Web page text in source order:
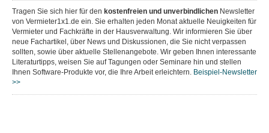
Tragen Sie sich hier für den kostenfreien und unverbindlichen Newsletter
von Vermieter1x1.de ein. Sie erhalten jeden Monat aktuelle Neuigkeiten für
Vermieter und Fachkräfte in der Hausverwaltung. Wir informieren Sie über
neue Fachartikel, über News und Diskussionen, die Sie nicht verpassen
sollten, sowie über aktuelle Stellenangebote. Wir geben Ihnen interessante
Literaturtipps, weisen Sie auf Tagungen oder Seminare hin und stellen
Ihnen Software-Produkte vor, die Ihre Arbeit erleichtern. Beispiel-Newsletter
>>